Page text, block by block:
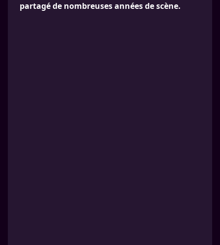
partagé de nombreuses années de scène.